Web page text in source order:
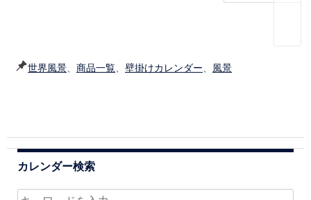
世界風景 商品一覧 壁掛けカレンダー 風景
カレンダー検索